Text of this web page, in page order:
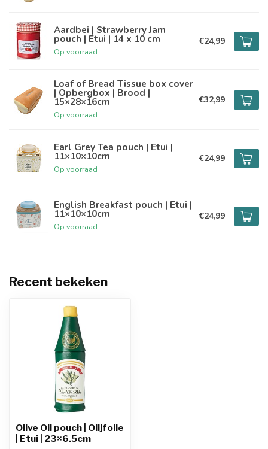
Aardbei | Strawberry Jam
pouch | Etui | 14 x 10 cm
Op voorraad
€24,99
Loaf of Bread Tissue box cover
| Opbergbox | Brood |
15×28×16cm
Op voorraad
€32,99
Earl Grey Tea pouch | Etui |
11×10×10cm
Op voorraad
€24,99
English Breakfast pouch | Etui |
11×10×10cm
Op voorraad
€24,99
Recent bekeken
Olive Oil pouch | Olijfolie
| Etui | 23×6.5cm